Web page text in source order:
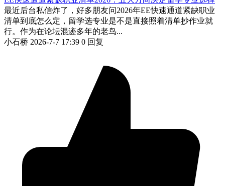
最近后台私信炸了，好多朋友问2026年EE快速通道紧缺职业
清单到底怎么定，留学选专业是不是直接照着清单抄作业就
行。作为在论坛混迹多年的老鸟...
小石桥 2026-7-7 17:39 0 回复